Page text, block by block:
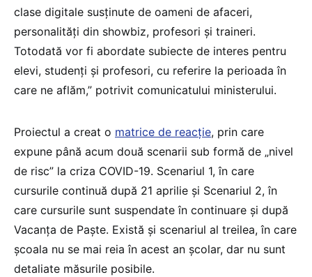
clase digitale susținute de oameni de afaceri,
personalități din showbiz, profesori și traineri.
Totodată vor fi abordate subiecte de interes pentru
elevi, studenți și profesori, cu referire la perioada în
care ne aflăm,” potrivit comunicatului ministerului.
Proiectul a creat o matrice de reacție, prin care
expune până acum două scenarii sub formă de „nivel
de risc” la criza COVID-19. Scenariul 1, în care
cursurile continuă după 21 aprilie și Scenariul 2, în
care cursurile sunt suspendate în continuare și după
Vacanța de Paște. Există și scenariul al treilea, în care
școala nu se mai reia în acest an școlar, dar nu sunt
detaliate măsurile posibile.